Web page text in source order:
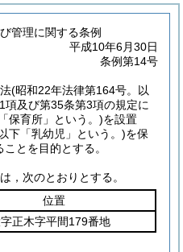
管理に関する条例
平成10年6月30日
条例第14号
(昭和22年法律第164号。以
項及び第35条第3項の規定に
保育所」という。)を設置
下「乳幼児」という。)を保
とを目的とする。
，次のとおりとする。
位置
字正木字平間179番地